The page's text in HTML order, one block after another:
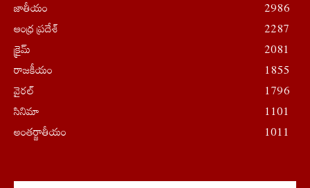
జాతీయం
2986
ఆంధ్ర ప్రదేశ్
2287
క్రైమ్
2081
రాజకీయం
1855
వైరల్
1796
సినిమా
1101
అంతర్జాతీయం
1011